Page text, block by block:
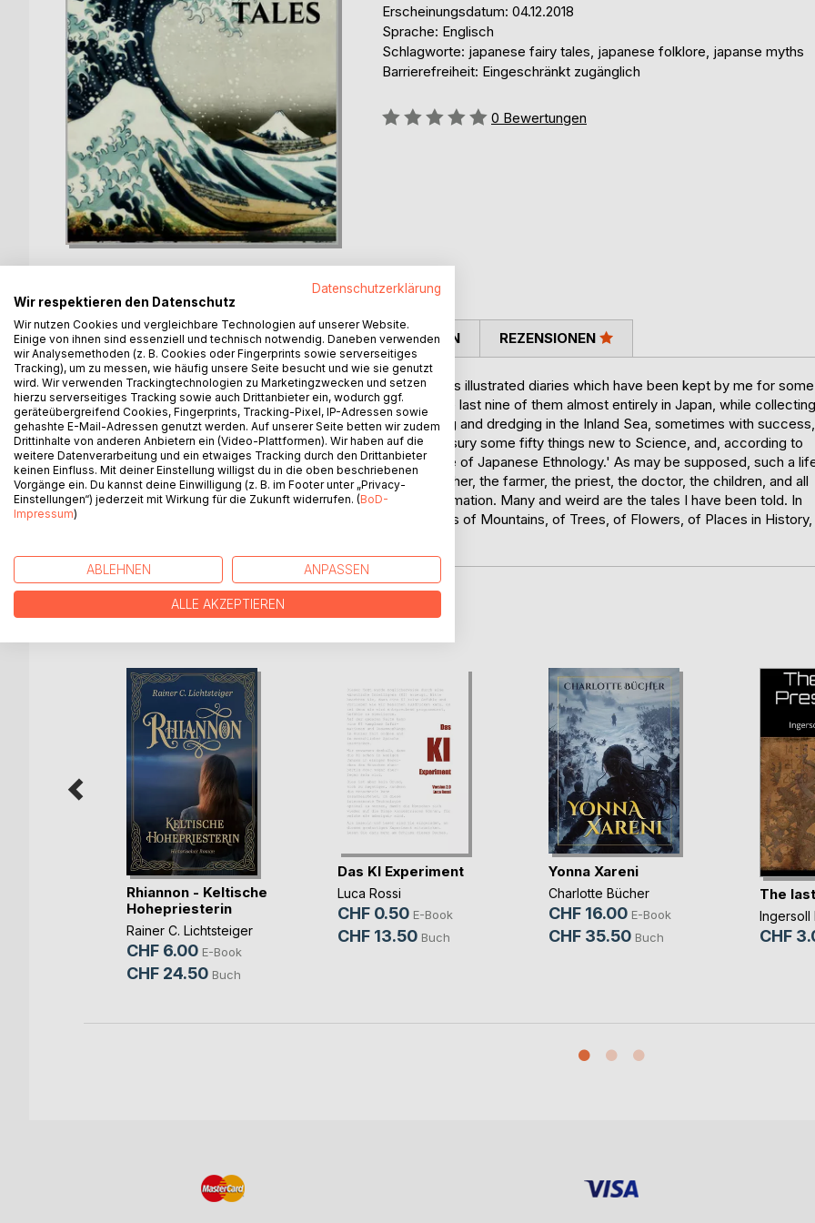
Erscheinungsdatum: 04.12.2018
Sprache: Englisch
Schlagworte: japanese fairy tales, japanese folklore, japanse myths
Barrierefreiheit: Eingeschränkt zugänglich
Bewertung::
0 Bewertungen
BESCHREIBUNG
THE stories in this volume are transcribed from voluminous illustrated diaries which have been kept by me for some
twenty years spent in travel and in sport in many lands-the last nine of them almost entirely in Japan, while collecting
subjects of natural history for the British Museum; trawling and dredging in the Inland Sea, sometimes with success,
sometimes without, but in the end contributing to the treasury some fifty things new to Science, and, according to
Sir Edwin Ray Lankester, 'adding greatly to the knowledge of Japanese Ethnology.' As may be supposed, such a
has brought me into close contact with the people-the fisher, the farmer, the priest, the doctor, the children, and all
others from whom there is a possibility of extracting information. Many and weird are the tales I have been told. In
this volume the Publishers prefer to have a mixture-stories of Mountains, of Trees, of Flowers, of Places in History,
AUTOR/IN PRESSESTIMMEN REZENSIONEN
WEITERE TITEL BEIBoD
Rhiannon - Keltische
Hohepriesterin
Rainer C. Lichtsteiger
CHF 6.00 E-Book
CHF 24.50 Buch
Das KI Experiment
Luca Rossi
CHF 0.50 E-Book
CHF 13.50 Buch
Yonna Xareni
Charlotte Bücher
CHF 16.00 E-Book
CHF 35.50 Buch
The
CHF
Datenschutzerklärung
Wir respektieren den Datenschutz
Wir nutzen Cookies und vergleichbare Technologien auf unserer Website.
Einige von ihnen sind essenziell und technisch notwendig. Daneben verwenden
wir Analysemethoden (z. B. Cookies oder Fingerprints sowie serverseitiges
Tracking), um zu messen, wie häufig unsere Seite besucht und wie sie genutzt
wird. Wir verwenden Trackingtechnologien zu Marketingzwecken und setzen
hierzu serverseitiges Tracking sowie auch Drittanbieter ein, wodurch ggf.
geräteübergreifend Cookies, Fingerprints, Tracking-Pixel, IP-Adressen sowie
gehashte E-Mail-Adressen genutzt werden. Auf unserer Seite betten wir zudem
Drittinhalte von anderen Anbietern ein (Video-Plattformen). Wir haben auf die
weitere Datenverarbeitung und ein etwaiges Tracking durch den Drittanbieter
keinen Einfluss. Mit deiner Einstellung willigst du in die oben beschriebenen
Vorgänge ein. Du kannst deine Einwilligung (z. B. im Footer unter „Privacy-
Einstellungen“) jederzeit mit Wirkung für die Zukunft widerrufen. (BoD-
Impressum)
ABLEHNEN ANPASSEN
ALLE AKZEPTIEREN